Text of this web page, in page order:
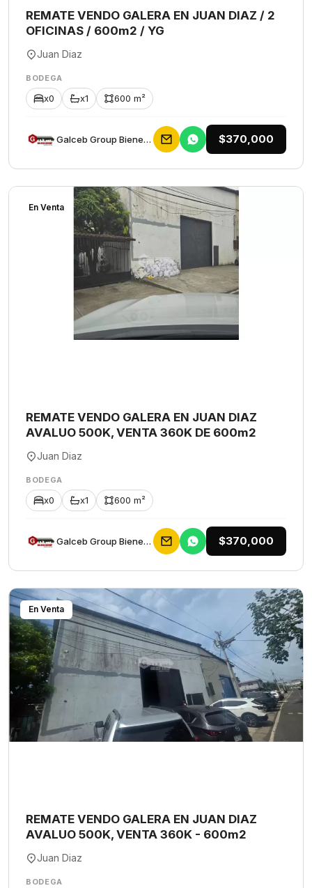
REMATE VENDO GALERA EN JUAN DIAZ / 2
OFICINAS / 600m2 / YG
Juan Diaz
BODEGA
x0 x1 600 m²
Galceb Group Bienes Raices $370,000
En Venta
REMATE VENDO GALERA EN JUAN DIAZ
AVALUO 500K, VENTA 360K DE 600m2
Juan Diaz
BODEGA
x0 x1 600 m²
Galceb Group Bienes Raices $370,000
En Venta
REMATE VENDO GALERA EN JUAN DIAZ
AVALUO 500K, VENTA 360K - 600m2
Juan Diaz
BODEGA